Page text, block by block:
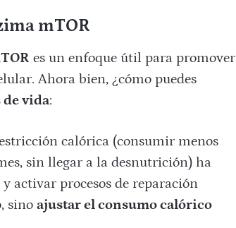
mTOR
es un enfoque útil para promover
Ahora bien, ¿cómo puedes
vida:
calórica (consumir menos
sin llegar a la desnutrición) ha
activar procesos de reparación
sinoajustar el consumo calórico